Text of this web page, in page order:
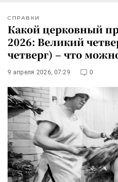
СПРАВКИ
Какой церковный
2026: Великий
четверг) – что
9 апреля 2026, 07:29 0